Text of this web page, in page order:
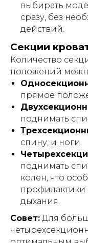
выбирать
сразу, без
действий.
Секции
Количество
положений
прямое
поднимать
спину, и ноги.
поднимать
колен, что
дыхания.
Совет: Для